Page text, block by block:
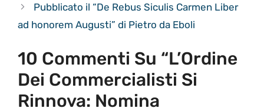
Pubblicato il “De Rebus Siculis Carmen Liber
ad honorem Augusti” di Pietro da Eboli
10 Commenti Su “L’Ordine
Dei Commercialisti Si
Rinnova: Nomina